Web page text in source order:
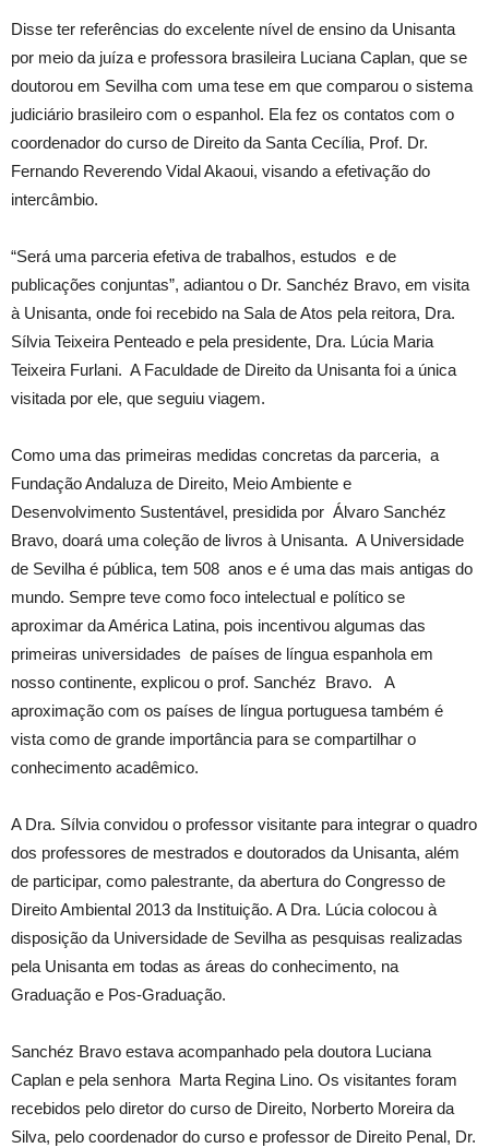
Disse ter referências do excelente nível de ensino da Unisanta
por meio da juíza e professora brasileira Luciana Caplan, que se
doutorou em Sevilha com uma tese em que comparou o sistema
judiciário brasileiro com o espanhol. Ela fez os contatos com o
coordenador do curso de Direito da Santa Cecília, Prof. Dr.
Fernando Reverendo Vidal Akaoui, visando a efetivação do
intercâmbio.
“Será uma parceria efetiva de trabalhos, estudos e de
publicações conjuntas”, adiantou o Dr. Sanchéz Bravo, em visita
à Unisanta, onde foi recebido na Sala de Atos pela reitora, Dra.
Sílvia Teixeira Penteado e pela presidente, Dra. Lúcia Maria
Teixeira Furlani. A Faculdade de Direito da Unisanta foi a única
visitada por ele, que seguiu viagem.
Como uma das primeiras medidas concretas da parceria, a
Fundação Andaluza de Direito, Meio Ambiente e
Desenvolvimento Sustentável, presidida por Álvaro Sanchéz
Bravo, doará uma coleção de livros à Unisanta. A Universidade
de Sevilha é pública, tem 508 anos e é uma das mais antigas do
mundo. Sempre teve como foco intelectual e político se
aproximar da América Latina, pois incentivou algumas das
primeiras universidades de países de língua espanhola em
nosso continente, explicou o prof. Sanchéz Bravo. A
aproximação com os países de língua portuguesa também é
vista como de grande importância para se compartilhar o
conhecimento acadêmico.
A Dra. Sílvia convidou o professor visitante para integrar o quadro
dos professores de mestrados e doutorados da Unisanta, além
de participar, como palestrante, da abertura do Congresso de
Direito Ambiental 2013 da Instituição. A Dra. Lúcia colocou à
disposição da Universidade de Sevilha as pesquisas realizadas
pela Unisanta em todas as áreas do conhecimento, na
Graduação e Pos-Graduação.
Sanchéz Bravo estava acompanhado pela doutora Luciana
Caplan e pela senhora Marta Regina Lino. Os visitantes foram
recebidos pelo diretor do curso de Direito, Norberto Moreira da
Silva, pelo coordenador do curso e professor de Direito Penal, Dr.